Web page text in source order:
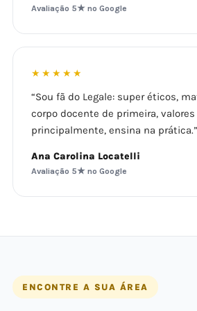
Avaliação 5★ no Google
★★★★★
“Sou fã do Legale: super éticos,
corpo docente de primeira,
principalmente, ensina na prática.”
Ana Carolina Locatelli
Avaliação 5★ no Google
ENCONTRE A SUA ÁREA